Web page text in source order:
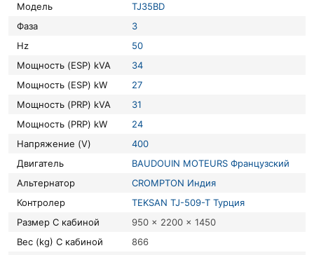
Модель
TJ35BD
Фаза
3
Hz
50
Мощность (ESP) kVA
34
Мощность (ESP) kW
27
Мощность (PRP) kVA
31
Мощность (PRP) kW
24
Напряжение (V)
400
Двигатель
BAUDOUIN MOTEURS Французский
Альтернатор
CROMPTON Индия
Контролер
TEKSAN TJ-509-T Турция
Размер С кабиной
950 x 2200 x 1450
Вес (kg) С кабиной
866